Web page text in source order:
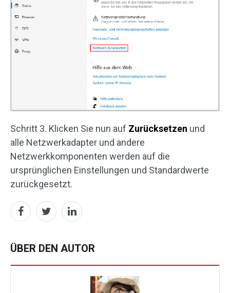
Schritt 3. Klicken Sie nun auf Zurücksetzen und
alle Netzwerkadapter und andere
Netzwerkkomponenten werden auf die
ursprünglichen Einstellungen und Standardwerte
zurückgesetzt.
ÜBER DEN AUTOR